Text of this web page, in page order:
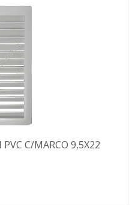
C/MARCO 9,5X22